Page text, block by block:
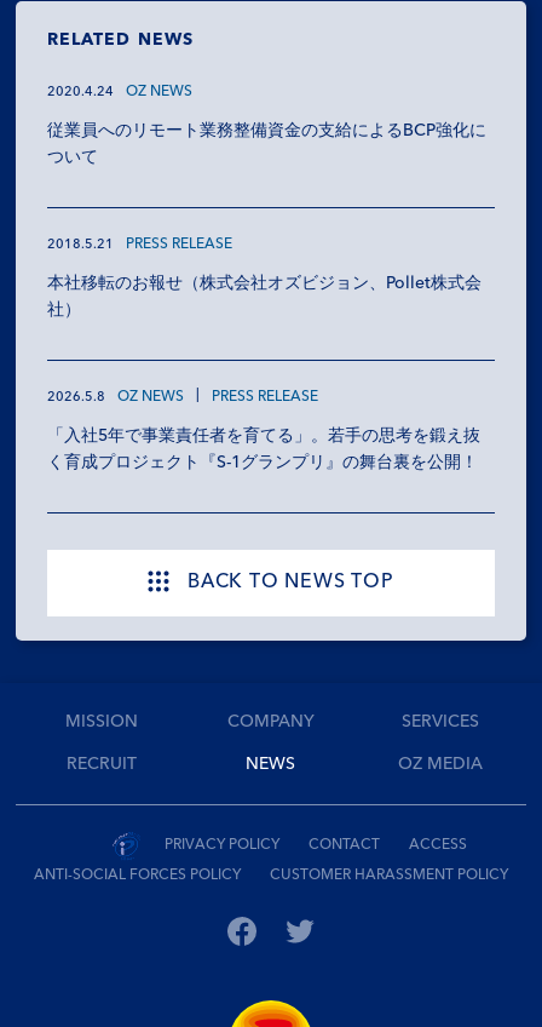
RELATED NEWS
2020.4.24 OZ NEWS
従業員へのリモート業務整備資金の支給によるBCP強化に
ついて
2018.5.21 PRESS RELEASE
本社移転のお報せ（株式会社オズビジョン、Pollet株式会
社）
2026.5.8 OZ NEWS PRESS RELEASE
「入社5年で事業責任者を育てる」。若手の思考を鍛え抜
く育成プロジェクト『S-1グランプリ』の舞台裏を公開！
BACK TO NEWS TOP
MISSION COMPANY SERVICES
RECRUIT NEWS OZ MEDIA
PRIVACY POLICY CONTACT ACCESS
ANTI-SOCIAL FORCES POLICY CUSTOMER HARASSMENT POLICY